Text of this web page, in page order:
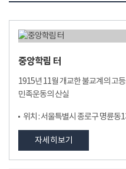
중앙학림 터
1915년 11월 개교한 불교계의 고
민족운동의 산실
위치 : 서울특별시 종로구 명륜동
자세히보기